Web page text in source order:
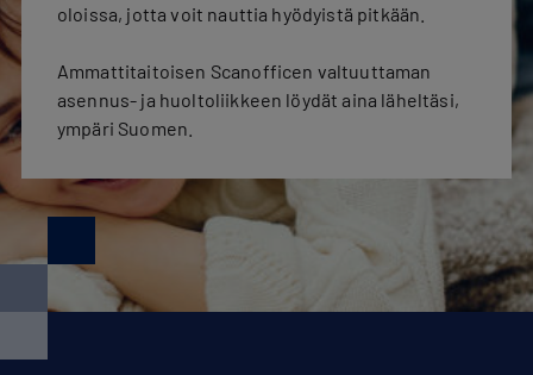
oloissa, jotta voit nauttia hyödyistä pitkään.
Ammattitaitoisen Scanofficen valtuuttaman
asennus- ja huoltoliikkeen löydät aina läheltäsi,
ympäri Suomen.